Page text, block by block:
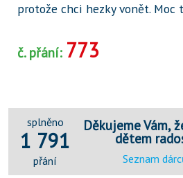
protože chci hezky vonět. Moc
č. přání: 773
splněno
1 791
přání
Děkujeme Vám,
dětem
Seznam